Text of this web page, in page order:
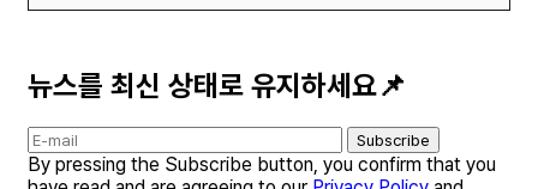
뉴스를 최신 상태로 유지하세요📌
Subscribe
By pressing the Subscribe button, you confirm that you